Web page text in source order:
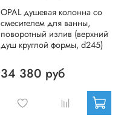
OPAL душевая колонна со
смесителем для ванны,
поворотный излив (верхний
душ круглой формы, d245)
34 380 руб